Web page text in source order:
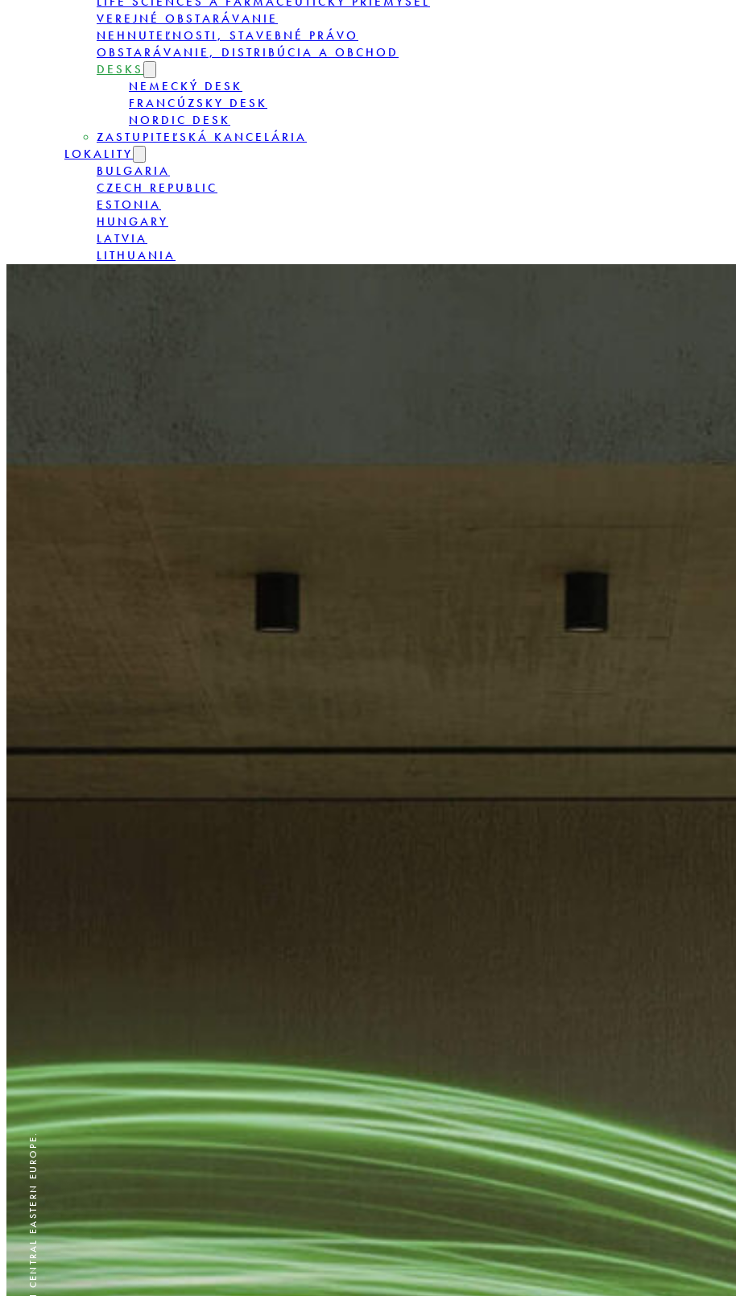
VEREJNÉ OBSTARÁVANIE
NEHNUTEĽNOSTI, STAVEBNÉ PRÁVO
OBSTARÁVANIE, DISTRIBÚCIA A OBCHOD
DESKS
NEMECKÝ DESK
FRANCÚZSKY DESK
NORDIC DESK
ZASTUPITEĽSKÁ KANCELÁRIA
LOKALITY
BULGARIA
CZECH REPUBLIC
ESTONIA
HUNGARY
LATVIA
LITHUANIA